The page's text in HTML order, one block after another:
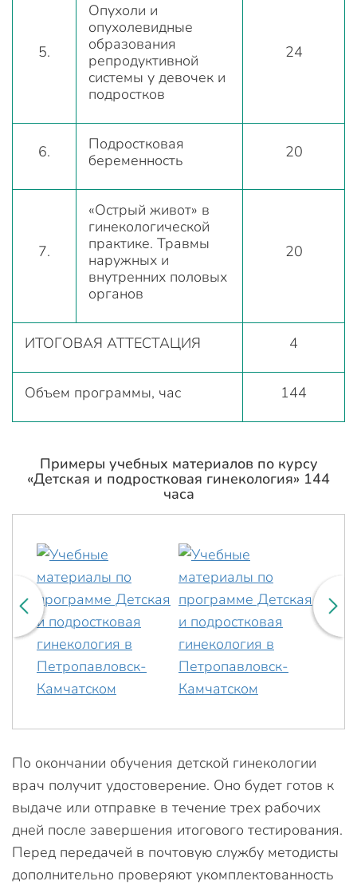
5.
Опухоли и
опухолевидные
образования
репродуктивной
системы у девочек и
подростков
24
6.
Подростковая
беременность
20
7.
«Острый живот» в
гинекологической
практике. Травмы
наружных и
внутренних половых
органов
20
ИТОГОВАЯ АТТЕСТАЦИЯ 4
Объем программы, час 144
Примеры учебных материалов по курсу
«Детская и подростковая гинекология» 144
часа
По окончании обучения детской гинекологии
врач получит удостоверение. Оно будет готов к
выдаче или отправке в течение трех рабочих
дней после завершения итогового тестирования.
Перед передачей в почтовую службу методисты
дополнительно проверяют укомплектованность